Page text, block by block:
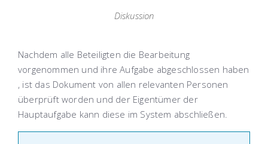
Diskussion
Nachdem alle Beteiligten die Bearbeitung
vorgenommen und ihre Aufgabe abgeschlossen haben
, ist das Dokument von allen relevanten Personen
überprüft worden und der Eigentümer der
Hauptaufgabe kann diese im System abschließen.